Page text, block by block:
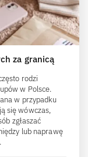
za granicą
rodzi
w Polsce.
w przypadku
się wówczas,
zgłaszać
lub naprawę